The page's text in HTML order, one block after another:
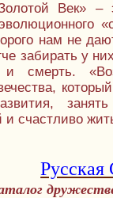
Век»
нам не
забирать у
и смерть.
счастливо
Русская